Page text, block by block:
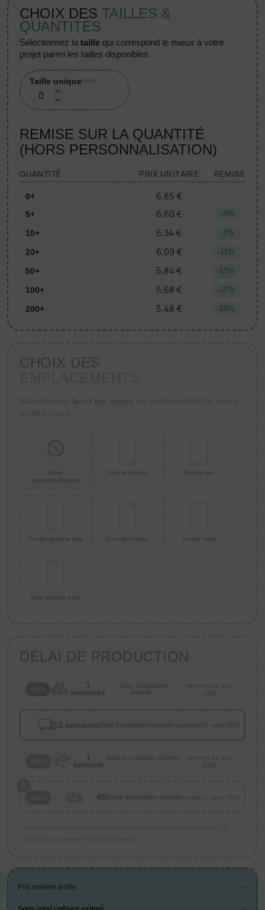
CHOIX DES TAILLES &
QUANTITÉS
sélectionnez lataille qui correspond le mieux à votre
projet parmi les tailles disponibles.
Taille unique (1331)
REMISE SUR LA QUANTITÉ
(HORS PERSONNALISATION)
QUANTITÉ PRIX UNITAIRE REMISE
0+ 6,85 €
5+ 6,60 € -4%
10+ 6,34 € -7%
20+ 6,09 € -11%
50+ 5,84 € -15%
100+ 5,68 € -17%
200+ 5,48 € -20%
CHOIX DES
Sans
personnalisation
Coin droit bas Centre bas
Centre gauche bas Coin droit haut Centre haut
Coin gauche haut
DÉLAI DE PRODUCTION
3
semaines
Date d'expédition
estimée :
vendredi 28 août
2026
2 semaines Date d'expédition estimée :vendredi 21 août 2026
1
semaine
Date d'expédition estimée
:
vendredi 14 août
2026
48h Date d'expédition estimée :mardi 11 août 2026
Prix unitaire textile --